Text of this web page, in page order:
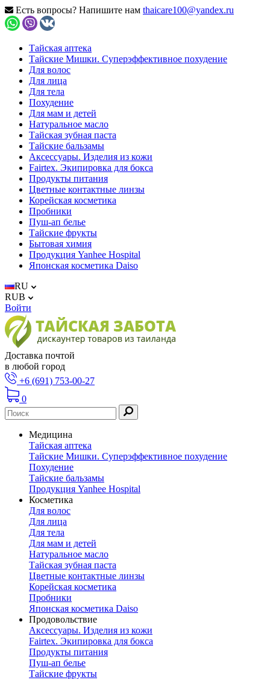
Есть вопросы? Напишите нам thaicare100@yandex.ru
Тайская аптека
Тайские Мишки. Суперэффективное похудение
Для волос
Для лица
Для тела
Похудение
Для мам и детей
Натуральное масло
Тайская зубная паста
Тайские бальзамы
Аксессуары. Изделия из кожи
Fairtex. Экипировка для бокса
Продукты питания
Цветные контактные линзы
Корейская косметика
Пробники
Пуш-ап белье
Тайские фрукты
Бытовая химия
Продукция Yanhee Hospital
Японская косметика Daiso
RU
RUB
Войти
Доставка почтой
в любой город
+6 (691) 753-00-27
0
Медицина
Тайская аптека
Тайские Мишки. Суперэффективное похудение
Похудение
Тайские бальзамы
Продукция Yanhee Hospital
Косметика
Для волос
Для лица
Для тела
Для мам и детей
Натуральное масло
Тайская зубная паста
Цветные контактные линзы
Корейская косметика
Пробники
Японская косметика Daiso
Продовольствие
Аксессуары. Изделия из кожи
Fairtex. Экипировка для бокса
Продукты питания
Пуш-ап белье
Тайские фрукты